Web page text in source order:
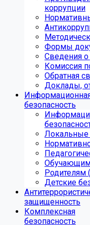
коррупции
Формы
Сведения о
Комиссия
Обратная
Доклады,
безопасность
Локальные
Родителям
Детские
защищенность
Комплексная
безопасность